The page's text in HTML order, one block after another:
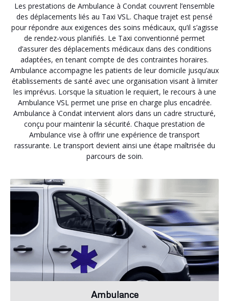
Les prestations de Ambulance à Condat couvrent l’ensemble
des déplacements liés au Taxi VSL. Chaque trajet est pensé
pour répondre aux exigences des soins médicaux, qu’il s’agisse
de rendez-vous planifiés. Le Taxi conventionné permet
d’assurer des déplacements médicaux dans des conditions
adaptées, en tenant compte de des contraintes horaires.
Ambulance accompagne les patients de leur domicile jusqu’aux
établissements de santé avec une organisation visant à limiter
les imprévus. Lorsque la situation le requiert, le recours à une
Ambulance VSL permet une prise en charge plus encadrée.
Ambulance à Condat intervient alors dans un cadre structuré,
conçu pour maintenir la sécurité. Chaque prestation de
Ambulance vise à offrir une expérience de transport
rassurante. Le transport devient ainsi une étape maîtrisée du
parcours de soin.
Ambulance